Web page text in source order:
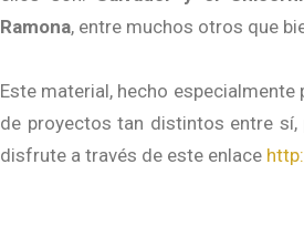
Ramona, entre muchos otros que
Este material, hecho
de proyectos tan distintos entre sí,
disfrute a través de este enlace